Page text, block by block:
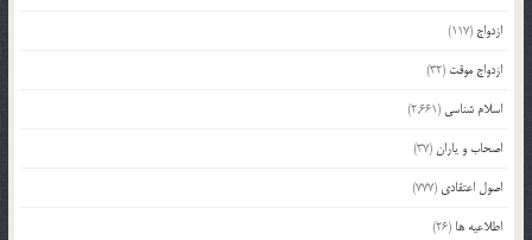
ازدواج (117)
ازدواج موقت (32)
اسلام شناسی (2,661)
اصحاب و یاران(37)
اصول اعتقادی (777)
اطلاعیه ها (26)